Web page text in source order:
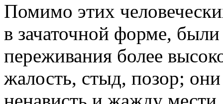
Помимо этих
в зачаточной форме,
переживания более
жалость, стыд, позор;